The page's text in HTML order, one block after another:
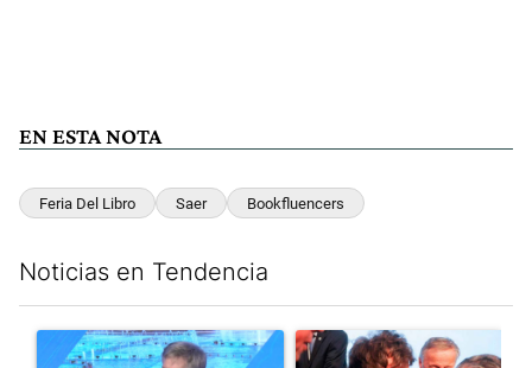
EN ESTA NOTA
Feria Del Libro Saer Bookfluencers
Noticias en Tendencia
Un artículo de tendencia con el título "El Banco Central no
Un artículo de tendencia con